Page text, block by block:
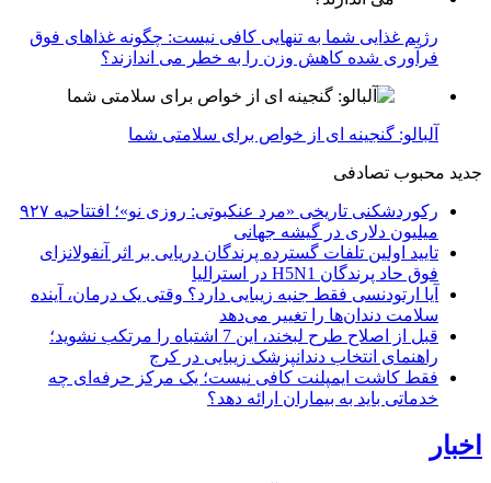
رژیم غذایی شما به تنهایی کافی نیست: چگونه غذاهای فوق
فرآوری شده کاهش وزن را به خطر می اندازند؟
آلبالو: گنجینه ای از خواص برای سلامتی شما
جدید محبوب تصادفی
رکوردشکنی تاریخی «مرد عنکبوتی: روزی نو»؛ افتتاحیه ۹۲۷
میلیون دلاری در گیشه جهانی
تایید اولین تلفات گسترده پرندگان دریایی بر اثر آنفولانزای
فوق حاد پرندگان H5N1 در استرالیا
آیا ارتودنسی فقط جنبه زیبایی دارد؟ وقتی یک درمان، آینده
سلامت دندان‌ها را تغییر می‌دهد
قبل از اصلاح طرح لبخند، این 7 اشتباه را مرتکب نشوید؛
راهنمای انتخاب دندانپزشک زیبایی در کرج
فقط کاشت ایمپلنت کافی نیست؛ یک مرکز حرفه‌ای چه
خدماتی باید به بیماران ارائه دهد؟
اخبار